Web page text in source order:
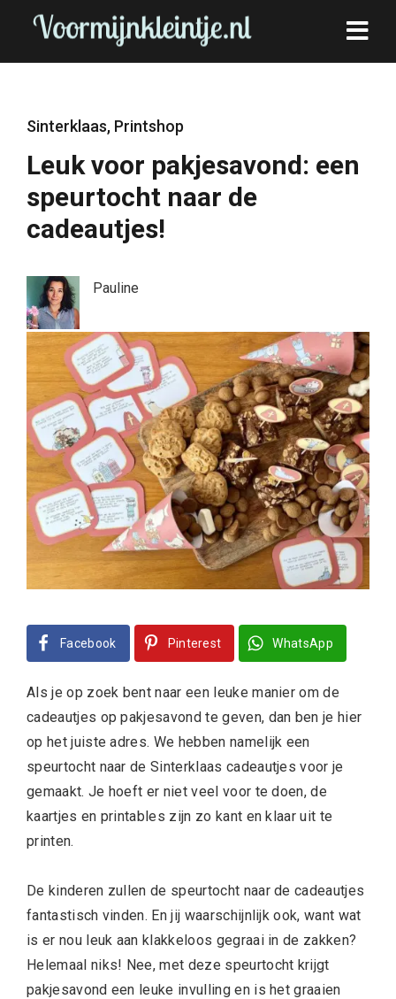
Sinterklaas, Printshop
Leuk voor pakjesavond: een
speurtocht naar de
cadeautjes!
Pauline
Facebook Pinterest WhatsApp
Als je op zoek bent naar een leuke manier om de
cadeautjes op pakjesavond te geven, dan ben je hier
op het juiste adres. We hebben namelijk een
speurtocht naar de Sinterklaas cadeautjes voor je
gemaakt. Je hoeft er niet veel voor te doen, de
kaartjes en printables zijn zo kant en klaar uit te
printen.
De kinderen zullen de speurtocht naar de cadeautjes
fantastisch vinden. En jij waarschijnlijk ook, want wat
is er nou leuk aan klakkeloos gegraai in de zakken?
Helemaal niks! Nee, met deze speurtocht krijgt
pakjesavond een leuke invulling en is het graaien